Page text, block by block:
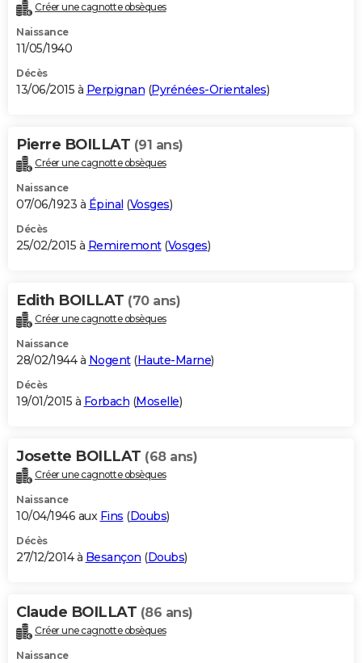
Créer une cagnotte obsèques
Naissance
11/05/1940
Décès
13/06/2015 à Perpignan (Pyrénées-Orientales)
Pierre BOILLAT (91 ans)
Créer une cagnotte obsèques
Naissance
07/06/1923 à Épinal (Vosges)
Décès
25/02/2015 à Remiremont(Vosges)
Edith BOILLAT (70 ans)
Créer une cagnotte obsèques
Naissance
28/02/1944 à Nogent(Haute-Marne)
Décès
19/01/2015 à Forbach (Moselle)
Josette BOILLAT (68 ans)
Créer une cagnotte obsèques
Naissance
10/04/1946 aux Fins (Doubs)
Décès
27/12/2014 à Besançon (Doubs)
Claude BOILLAT (86 ans)
Créer une cagnotte obsèques
Naissance